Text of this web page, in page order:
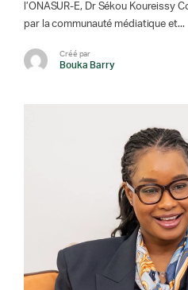
l’ONASUR-E, Dr Sékou Koureissy
par la communauté médiatique et...
Créé par
Bouka Barry